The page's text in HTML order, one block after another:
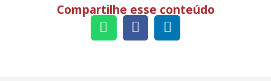
Compartilhe esse conteúdo